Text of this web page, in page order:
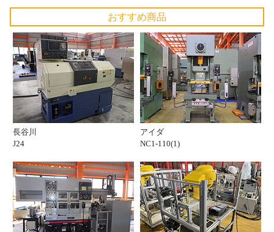
おすすめ商品
長谷川
J24
アイダ
NC1-110(1)